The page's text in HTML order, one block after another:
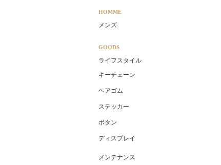
HOMME
メンズ
GOODS
ライフスタイル
キーチェーン
ヘアゴム
ステッカー
ボタン
ディスプレイ
メンテナンス